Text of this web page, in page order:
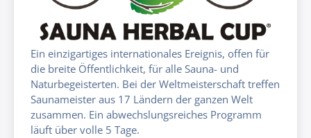
Ein einzigartiges internationales Ereignis, offen für
die breite Öffentlichkeit, für alle Sauna- und
Naturbegeisterten. Bei der Weltmeisterschaft treffen
Saunameister aus 17 Ländern der ganzen Welt
zusammen. Ein abwechslungsreiches Programm
läuft über volle 5 Tage.